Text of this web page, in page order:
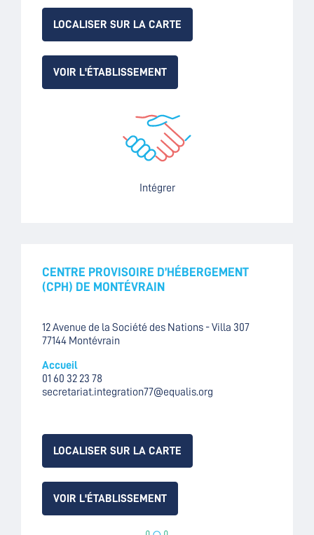
LOCALISER SUR LA CARTE
VOIR L'ÉTABLISSEMENT
Intégrer
CENTRE PROVISOIRE D’HÉBERGEMENT
(CPH) DE MONTÉVRAIN
12 Avenue de la Société des Nations - Villa 307
77144 Montévrain
Accueil
01 60 32 23 78
secretariat.integration77@equalis.org
LOCALISER SUR LA CARTE
VOIR L'ÉTABLISSEMENT